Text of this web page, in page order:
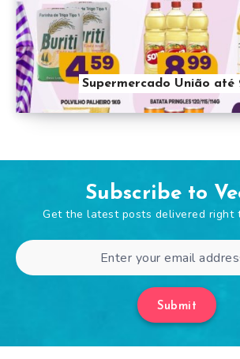
Supermercado União
Subscribe to
Get the latest posts delivered right
Submit